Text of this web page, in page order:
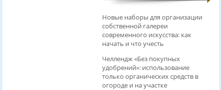
Новые наборы для организации
собственной галереи
современного искусства: как
начать и что учесть
Челлендж «Без покупных
удобрений»: использование
только органических средств в
огороде и на участке